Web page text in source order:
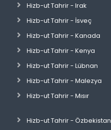
Hizb-ut Tahrir - Irak
Hizb-ut Tahrir - İsveç
Hizb-ut Tahrir - Kanada
Hizb-ut Tahrir - Kenya
Hizb-ut Tahrir - Lübnan
Hizb-ut Tahrir - Malezya
Hizb-ut Tahrir - Mısır
Hizb-ut Tahrir - Özbekistan